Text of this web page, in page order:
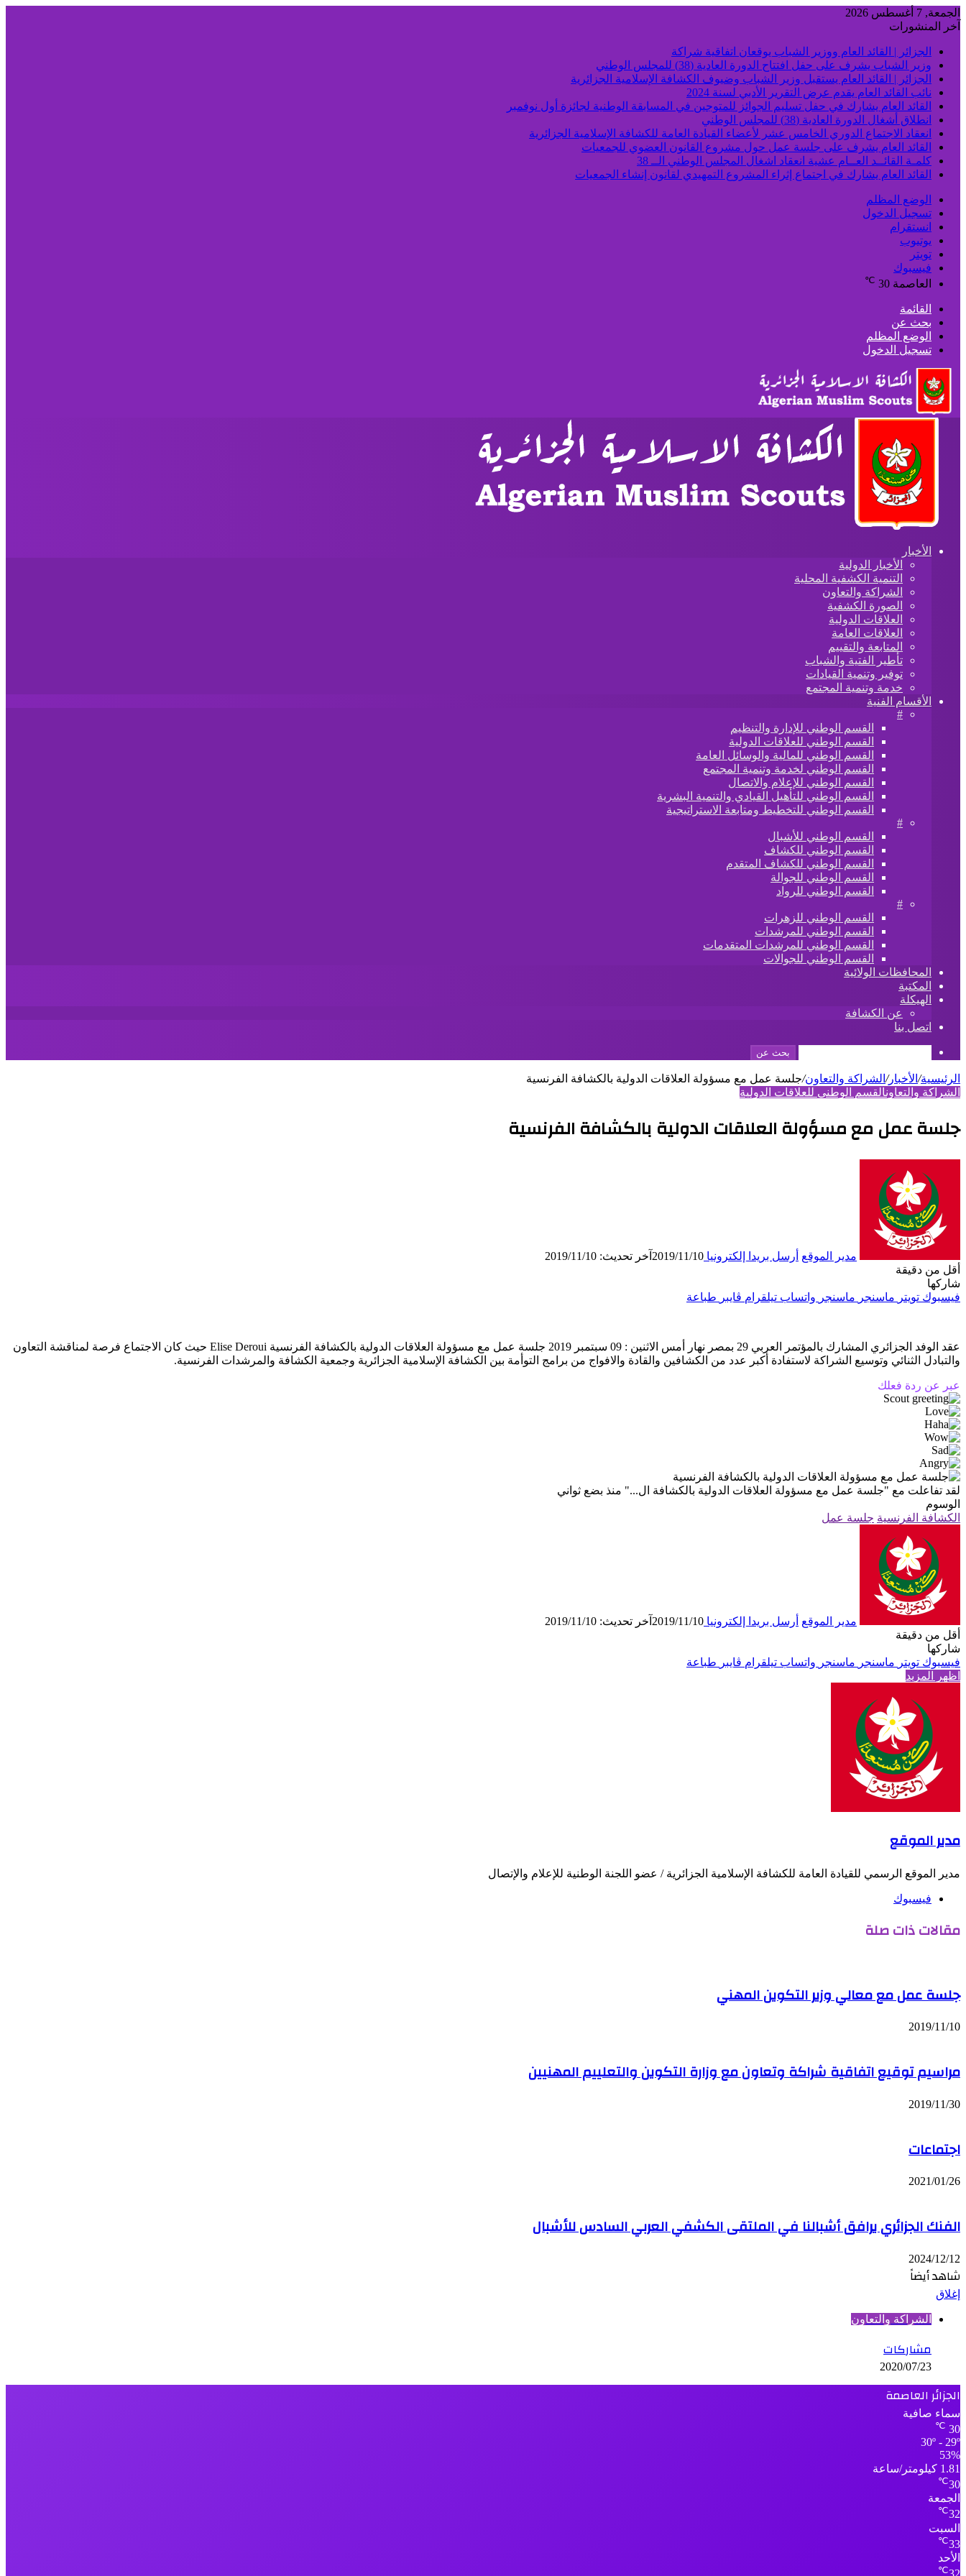
الجمعة, 7 أغسطس 2026
آخر المنشورات
الجزائر | القائد العام ووزير الشباب يوقعان اتفاقية شراكة
وزير الشباب يشرف على حفل افتتاح الدورة العادية (38) للمجلس الوطني
الجزائر | القائد العام يستقبل وزير الشباب وضيوف الكشافة الإسلامية الجزائرية
نائب القائد العام يقدم عرض التقرير الأدبي لسنة 2024
القائد العام يشارك في حفل تسليم الجوائز للمتوجين في المسابقة الوطنية لجائزة أول نوفمبر
انطلاق أشغال الدورة العادية (38) للمجلس الوطني
انعقاد الاجتماع الدوري الخامس عشر لأعضاء القيادة العامة للكشافة الإسلامية الجزائرية
القائد العام يشرف على جلسة عمل حول مشروع القانون العضوي للجمعيات
كلمـة القائــد العــام عشية انعقاد اشغال المجلس الوطني الــ 38
القائد العام يشارك في اجتماع إثراء المشروع التمهيدي لقانون إنشاء الجمعيات
الوضع المظلم
تسجيل الدخول
انستقرام
يوتيوب
تويتر
فيسبوك
العاصمة 30
℃
القائمة
بحث عن
الوضع المظلم
تسجيل الدخول
الأخبار
الأخبار الدولية
التنمية الكشفية المحلية
الشراكة والتعاون
الصورة الكشفية
العلاقات الدولية
العلاقات العامة
المتابعة والتقييم
تأطير الفتية والشباب
توفير وتنمية القيادات
خدمة وتنمية المجتمع
الأقسام الفنية
#
القسم الوطني للإدارة والتنظيم
القسم الوطني للعلاقات الدولية
القسم الوطني للمالية والوسائل العامة
القسم الوطني لخدمة وتنمية المجتمع
القسم الوطني للإعلام والاتصال
القسم الوطني للتأهيل القيادي والتنمية البشرية
القسم الوطني للتخطيط ومتابعة الاستراتيجية
#
القسم الوطني للأشبال
القسم الوطني للكشاف
القسم الوطني للكشاف المتقدم
القسم الوطني للجوالة
القسم الوطني للرواد
#
القسم الوطني للزهرات
القسم الوطني للمرشدات
القسم الوطني للمرشدات المتقدمات
القسم الوطني للجوالات
المحافظات الولائية
المكتبة
الهيكلة
عن الكشافة
اتصل بنا
بحث عن
الرئيسية/ الأخبار/ الشراكة والتعاون/جلسة عمل مع مسؤولة العلاقات الدولية بالكشافة الفرنسية
الشراكة والتعاونالقسم الوطني للعلاقات الدولية
جلسة عمل مع مسؤولة العلاقات الدولية بالكشافة الفرنسية
مدير الموقع أرسل بريدا إلكترونيا 2019/11/10 آخر تحديث: 2019/11/10
أقل من دقيقة
شاركها
فيسبوك تويتر ماسنجر ماسنجر واتساب تيلقرام ڤايبر طباعة
عقد الوفد الجزائري المشارك بالمؤتمر العربي 29 بمصر نهار أمس الاثنين : 09 سبتمبر 2019 جلسة عمل مع مسؤولة العلاقات الدولية بالكشافة الفرنسية Elise Deroui حيث كان الاجتماع فرصة لمناقشة التعاون
والتبادل الثنائي وتوسيع الشراكة لاستفادة أكبر عدد من الكشافين والقادة والافواج من برامج التوأمة بين الكشافة الإسلامية الجزائرية وجمعية الكشافة والمرشدات الفرنسية.
عبر عن ردة فعلك
لقد تفاعلت مع "جلسة عمل مع مسؤولة العلاقات الدولية بالكشافة ال..." منذ بضع ثواني
الوسوم
الكشافة الفرنسية جلسة عمل
مدير الموقع أرسل بريدا إلكترونيا 2019/11/10 آخر تحديث: 2019/11/10
أقل من دقيقة
شاركها
فيسبوك تويتر ماسنجر ماسنجر واتساب تيلقرام ڤايبر طباعة
اظهر المزيد
مدير الموقع
مدير الموقع الرسمي للقيادة العامة للكشافة الإسلامية الجزائرية / عضو اللجنة الوطنية للإعلام والإتصال
فيسبوك
مقالات ذات صلة
جلسة عمل مع معالي وزير التكوين المهني
2019/11/10
مراسيم توقيع اتفاقية شراكة وتعاون مع وزارة التكوين والتعلييم المهنيين
2019/11/30
اجتماعات
2021/01/26
الفنك الجزائري يرافق أشبالنا في الملتقى الكشفي العربي السادس للأشبال
2024/12/12
شاهد أيضاً
إغلاق
الشراكة والتعاون
مشاركات
2020/07/23
الجزائر العاصمة
سماء صافية
30
℃
30º - 29º
53%
1.81 كيلومتر/ساعة
30
℃
الجمعة
32
℃
السبت
33
℃
الأحد
℃